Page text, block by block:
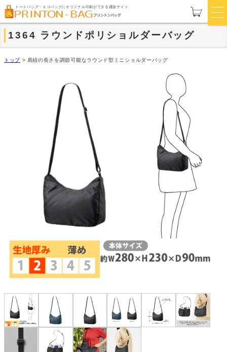
トートバッグ・エコバッグにオリジナル印刷ができる通販サイト
1364 ラウンドポリショルダーバッグ
トップ > 肩紐の長さを調節可能なラウンド型ミニショルダーバッグ